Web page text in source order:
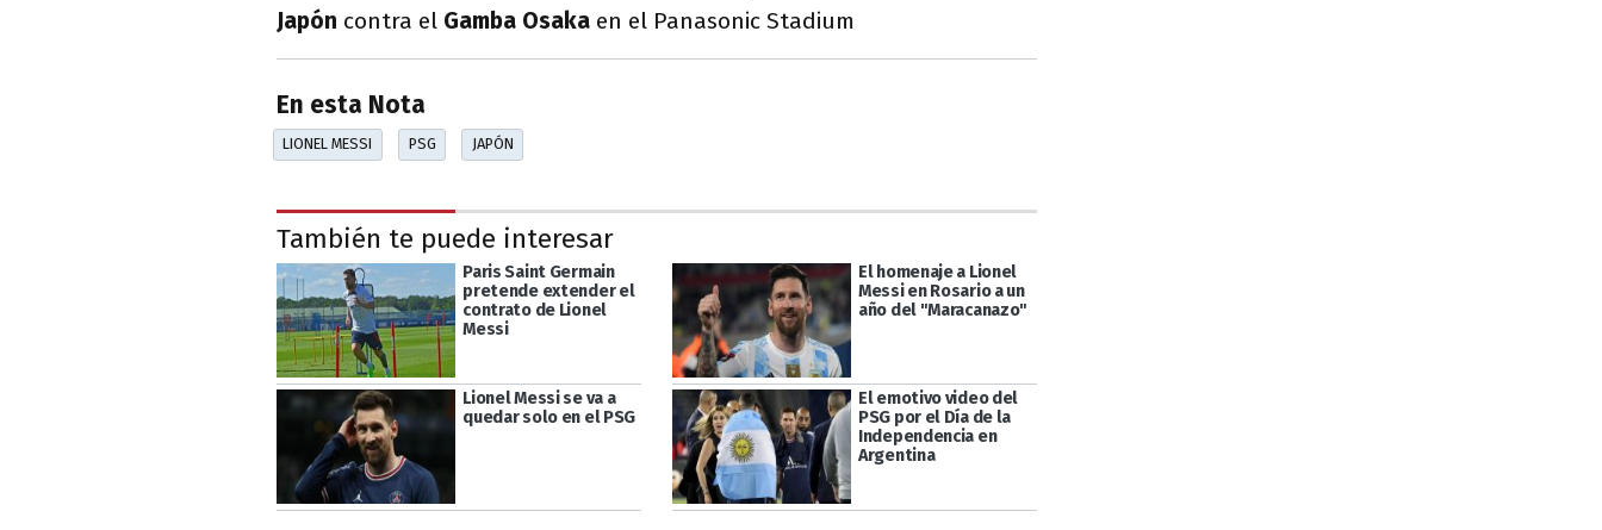
Japón contra el Gamba Osaka en el Panasonic Stadium
En esta Nota
LIONEL MESSI PSG JAPÓN
También te puede interesar
Paris Saint Germain
pretende extender el
contrato de Lionel
Messi
El homenaje a Lionel
Messi en Rosario a un
año del "Maracanazo"
Lionel Messi se va a
quedar solo en el PSG
El emotivo video del
PSG por el Día de la
Independencia en
Argentina